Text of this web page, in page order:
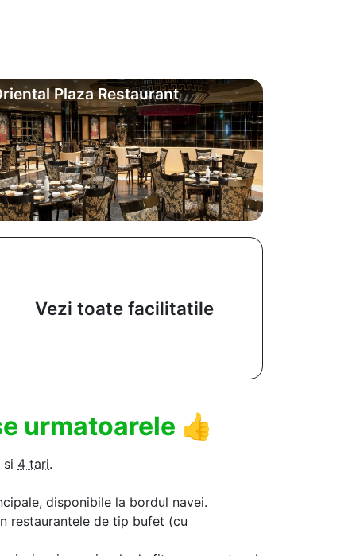
Plaza Restaurant
Vezi toate facilitatile
urmatoarele 👍
si 4 tari.
disponibile la bordul navei.
restaurantele de tip bufet (cu